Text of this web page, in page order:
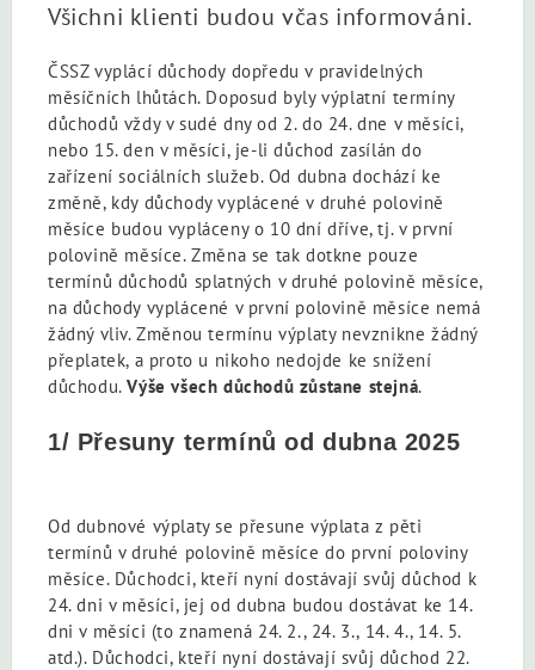
Všichni klienti budou včas informováni.
ČSSZ vyplácí důchody dopředu v pravidelných
měsíčních lhůtách. Doposud byly výplatní termíny
důchodů vždy v sudé dny od 2. do 24. dne v měsíci,
nebo 15. den v měsíci, je-li důchod zasílán do
zařízení sociálních služeb. Od dubna dochází ke
změně, kdy důchody vyplácené v druhé polovině
měsíce budou vypláceny o 10 dní dříve, tj. v první
polovině měsíce. Změna se tak dotkne pouze
termínů důchodů splatných v druhé polovině měsíce,
na důchody vyplácené v první polovině měsíce nemá
žádný vliv. Změnou termínu výplaty nevznikne žádný
přeplatek, a proto u nikoho nedojde ke snížení
důchodu.Výše všech důchodů zůstane stejná.
1/ Přesuny termínů od dubna 2025
Od dubnové výplaty se přesune výplata z pěti
termínů v druhé polovině měsíce do první poloviny
měsíce. Důchodci, kteří nyní dostávají svůj důchod k
24. dni v měsíci, jej od dubna budou dostávat ke 14.
dni v měsíci (to znamená 24. 2., 24. 3., 14. 4., 14. 5.
atd.). Důchodci, kteří nyní dostávají svůj důchod 22.